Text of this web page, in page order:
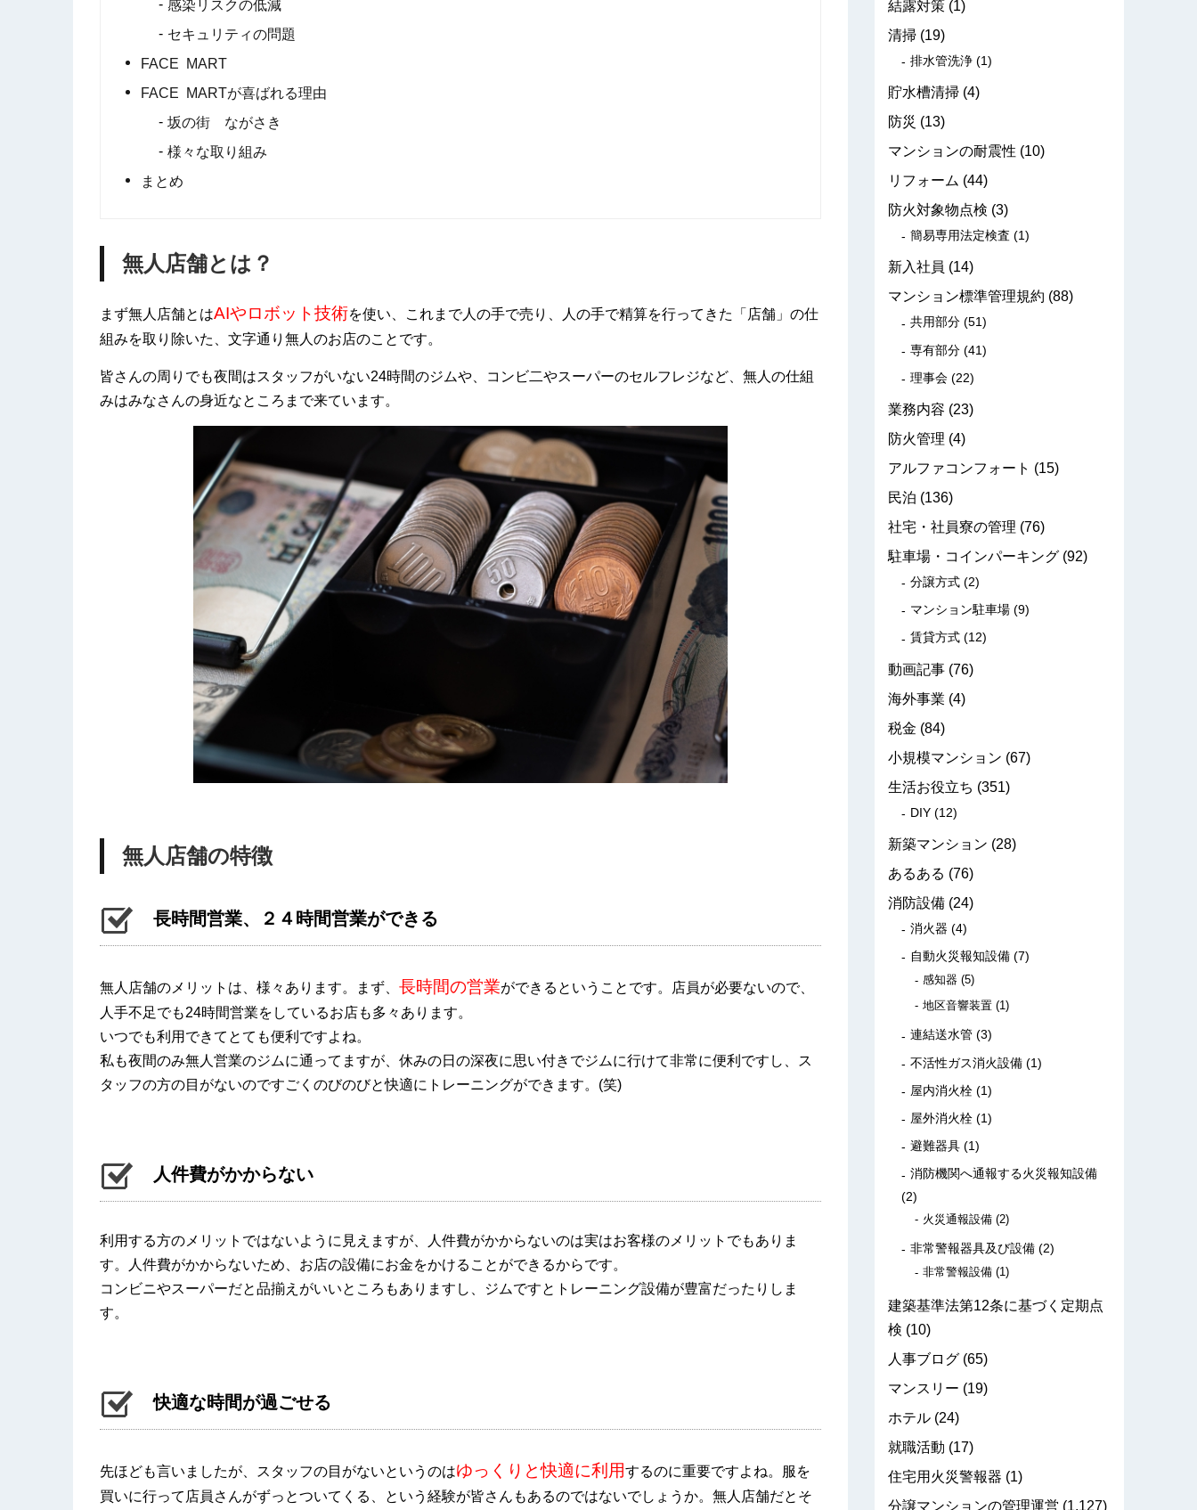
感染リスクの低減
セキュリティの問題
FACE MART
FACE MARTが喜ばれる理由
坂の街 ながさき
様々な取り組み
まとめ
無人店舗とは？
まず無人店舗とはAIやロボット技術を使い、これまで人の手で売り、人の手で精算を行ってきた「店舗」の仕
組みを取り除いた、文字通り無人のお店のことです。
皆さんの周りでも夜間はスタッフがいない24時間のジムや、コンビ二やスーパーのセルフレジなど、無人の仕組
みはみなさんの身近なところまで来ています。
無人店舗の特徴
長時間営業、２４時間営業ができる
無人店舗のメリットは、様々あります。まず、 長時間の営業ができるということです。店員が必要ないので、
人手不足でも24時間営業をしているお店も多々あります。
いつでも利用できてとても便利ですよね。
私も夜間のみ無人営業のジムに通ってますが、休みの日の深夜に思い付きでジムに行けて非常に便利ですし、ス
タッフの方の目がないのですごくのびのびと快適にトレーニングができます。(笑)
人件費がかからない
利用する方のメリットではないように見えますが、人件費がかからないのは実はお客様のメリットでもありま
す。人件費がかからないため、お店の設備にお金をかけることができるからです。
コンビニやスーパーだと品揃えがいいところもありますし、ジムですとトレーニング設備が豊富だったりしま
す。
快適な時間が過ごせる
先ほども言いましたが、スタッフの目がないというのはゆっくりと快適に利用するのに重要ですよね。服を
買いに行って店員さんがずっとついてくる、という経験が皆さんもあるのではないでしょうか。無人店舗だとそ
結露対策 (1)
清掃 (19)
排水管洗浄 (1)
貯水槽清掃 (4)
防災 (13)
マンションの耐震性 (10)
リフォーム (44)
防火対象物点検 (3)
簡易専用法定検査 (1)
新入社員 (14)
マンション標準管理規約 (88)
共用部分 (51)
専有部分 (41)
理事会 (22)
業務内容 (23)
防火管理 (4)
アルファコンフォート (15)
民泊 (136)
社宅・社員寮の管理 (76)
駐車場・コインパーキング (92)
分譲方式 (2)
マンション駐車場 (9)
賃貸方式 (12)
動画記事 (76)
海外事業 (4)
税金 (84)
小規模マンション (67)
生活お役立ち (351)
DIY (12)
新築マンション (28)
あるある (76)
消防設備 (24)
消火器 (4)
自動火災報知設備 (7)
感知器 (5)
地区音響装置 (1)
連結送水管 (3)
不活性ガス消火設備 (1)
屋内消火栓 (1)
屋外消火栓 (1)
避難器具 (1)
消防機関へ通報する火災報知設備
(2)
火災通報設備 (2)
非常警報器具及び設備 (2)
非常警報設備 (1)
建築基準法第12条に基づく定期点
検 (10)
人事ブログ (65)
マンスリー (19)
ホテル (24)
就職活動 (17)
住宅用火災警報器 (1)
分譲マンションの管理運営 (1,127)